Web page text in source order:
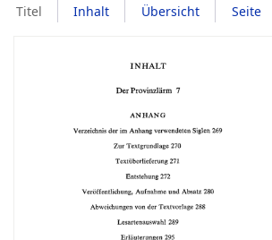
Titel Inhalt Übersicht Seite